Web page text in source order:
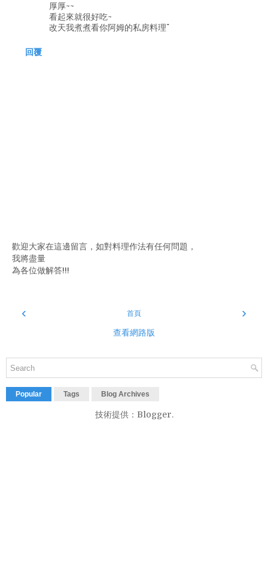
厚厚~~
看起來就很好吃~
改天我煮煮看你阿姆的私房料理^^
回覆
歡迎大家在這邊留言，如對料理作法有任何問題，
我將盡量
為各位做解答!!!
‹ ›
首頁
查看網路版
Popular Tags Blog Archives
技術提供： Blogger.